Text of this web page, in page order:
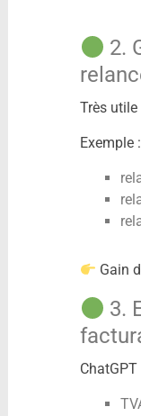
2.
Très utile
Exemple :
Gain
3.